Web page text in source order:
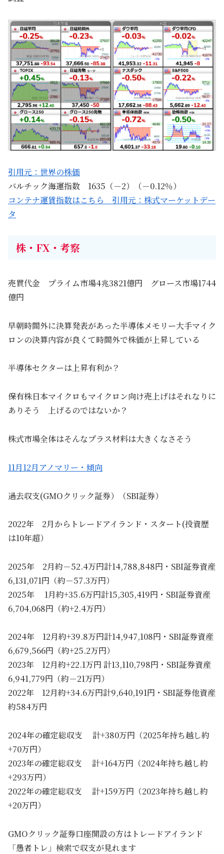
引用元：世界の株価
バルチック海運指数 1635（－2）（－0.12％）
コンテナ運賃指数はこちら 引用元：株式マーケットデー
タ
株・FX・考察
売買代金 プライム市場4兆3821億円 グロース市場1744
億円
早朝時間外に決算発表があった半導体メモリー大手マイク
ロンの決算内容が良くて時間外で株価が上昇している
半導体セクターは上昇有利か？
保有株日本マイクロもマイクロン向け売上げはそれなりに
ありそう 上げるのではないか？
株式市場全体はそんなプラス材料は大きくなさそう
11月12月アノマリー・傾向
過去収支(GMOクリック証券）（SBI証券）
2022年 2月からトレードアイランド・スタート(投資歴
は10年超）
2025年 2月約－52.4万円計14,788,848円・SBI証券資産
6,131,071円（約－57.3万円）
2025年 1月約+35.6万円計15,305,419円・SBI証券資産
6,704,068円（約+2.4万円）
2024年 12月約+39.8万円計14,947,108円・SBI証券資産
6,679,566円（約+25.2万円）
2023年 12月約+22.1万円 計13,110,798円・SBI証券資産
6,941,779円（約－21万円）
2022年 12月約+34.6万円計9,640,191円・SBI証券他資産
約584万円
2024年の確定総収支 計+380万円（2025年持ち越し約
+70万円）
2023年の確定総収支 計+164万円（2024年持ち越し約
+293万円）
2022年の確定総収支 計+159万円（2023年持ち越し約
+20万円）
GMOクリック証券口座開設の方はトレードアイランド
「愚者トレ」検索で収支が見れます